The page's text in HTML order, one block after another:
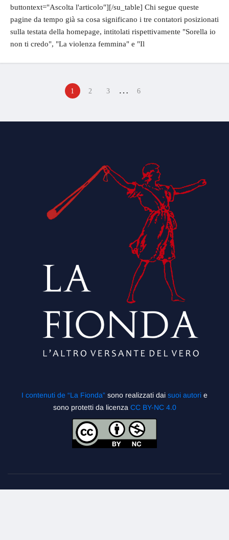
buttontext="Ascolta l'articolo"][/su_table] Chi segue queste
pagine da tempo già sa cosa significano i tre contatori posizionati
sulla testata della homepage, intitolati rispettivamente "Sorella io
non ti credo", "La violenza femmina" e "Il
1 2 3 … 6
I contenuti de “La Fionda” sono realizzati dai suoi autori e
sono protetti da licenza CC BY-NC 4.0